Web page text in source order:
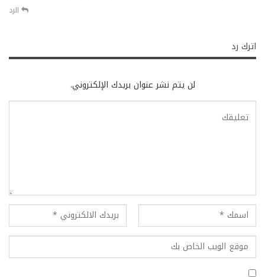
الرد
اترك رد
لن يتم نشر عنوان بريدك الإلكتروني.